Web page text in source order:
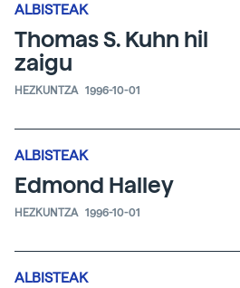
ALBISTEAK
Thomas S. Kuhn hil
zaigu
HEZKUNTZA 1996-10-01
ALBISTEAK
Edmond Halley
HEZKUNTZA 1996-10-01
ALBISTEAK